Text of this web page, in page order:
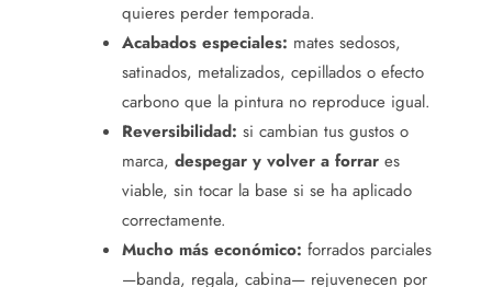
quieres perder temporada.
Acabados especiales: mates sedosos,
satinados, metalizados, cepillados o efecto
carbono que la pintura no reproduce igual.
Reversibilidad: si cambian tus gustos o
marca, despegar y volver a forrar es
viable, sin tocar la base si se ha aplicado
correctamente.
Mucho más económico: forrados parciales
—banda, regala, cabina— rejuvenecen por